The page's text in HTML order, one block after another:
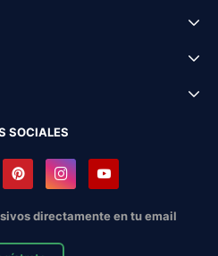
SOCIALES
directamente en tu email